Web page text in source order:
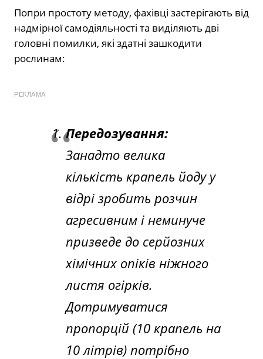
Попри простоту методу, фахівці застерігають від
надмірної самодіяльності та виділяють дві
головні помилки, які здатні зашкодити
рослинам:
РЕКЛАМА
Передозування:
Занадто велика
кількість крапель йоду у
відрі зробить розчин
агресивним і неминуче
призведе до серйозних
хімічних опіків ніжного
листя огірків.
Дотримуватися
пропорцій (10 крапель на
10 літрів) потрібно